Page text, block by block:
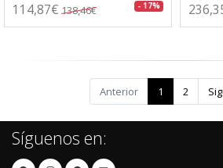
114,87€ 138,46€ - 17%
Anterior 1 2
Síguenos en: